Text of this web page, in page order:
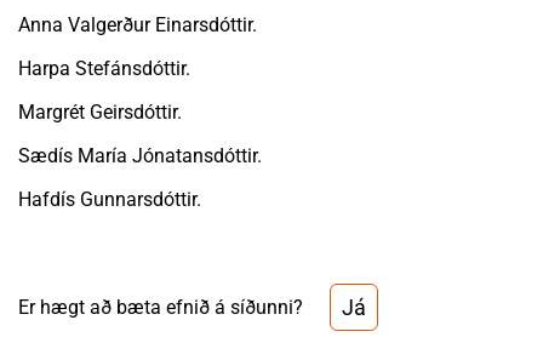
Anna Valgerður Einarsdóttir.
Harpa Stefánsdóttir.
Margrét Geirsdóttir.
Sædís María Jónatansdóttir.
Hafdís Gunnarsdóttir.
Er hægt að bæta efnið á síðunni? Já